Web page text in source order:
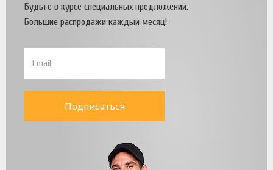
Будьте в курсе специальных предложений.
Большие распродажи каждый месяц!
Подписаться